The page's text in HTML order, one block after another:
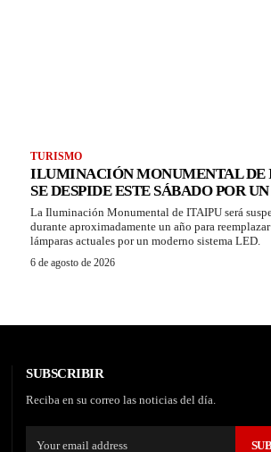
TURISMO
ILUMINACIÓN MONUMENTAL DE
SE DESPIDE ESTE SÁBADO POR
La Iluminación Monumental de ITAIPU será
durante aproximadamente un año para
lámparas actuales por un moderno sistema LED.
6 de agosto de 2026
SUBSCRIBIR
Reciba en su correo las noticias del día.